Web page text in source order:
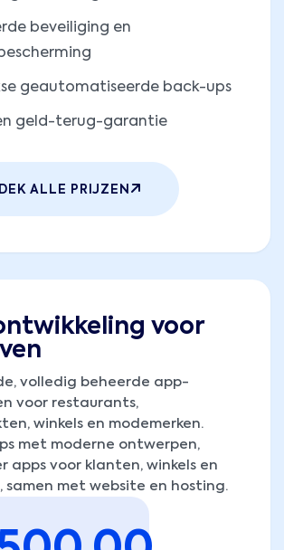
beveiliging en
geautomatiseerde back-ups
geld-terug-garantie
ALLE PRIJZEN
voor
volledig beheerde app-
voor restaurants,
winkels en modemerken.
met moderne ontwerpen,
apps voor klanten, winkels en
samen met website en hosting.